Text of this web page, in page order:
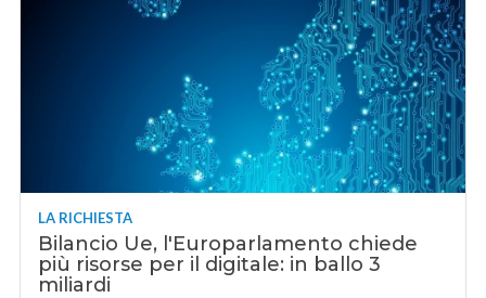
LA RICHIESTA
Bilancio Ue, l'Europarlamento chiede
più risorse per il digitale: in ballo 3
miliardi